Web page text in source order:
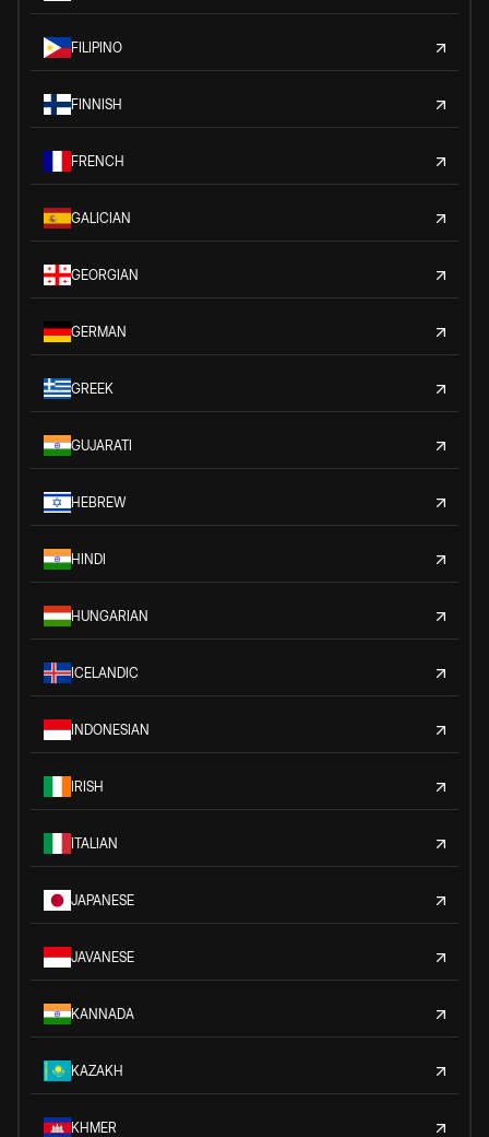
FILIPINO
FINNISH
FRENCH
GALICIAN
GEORGIAN
GERMAN
GREEK
GUJARATI
HEBREW
HINDI
HUNGARIAN
ICELANDIC
INDONESIAN
IRISH
ITALIAN
JAPANESE
JAVANESE
KANNADA
KAZAKH
KHMER